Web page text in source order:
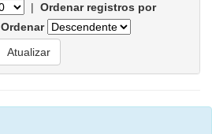
| Ordenar registros por
Ordenar